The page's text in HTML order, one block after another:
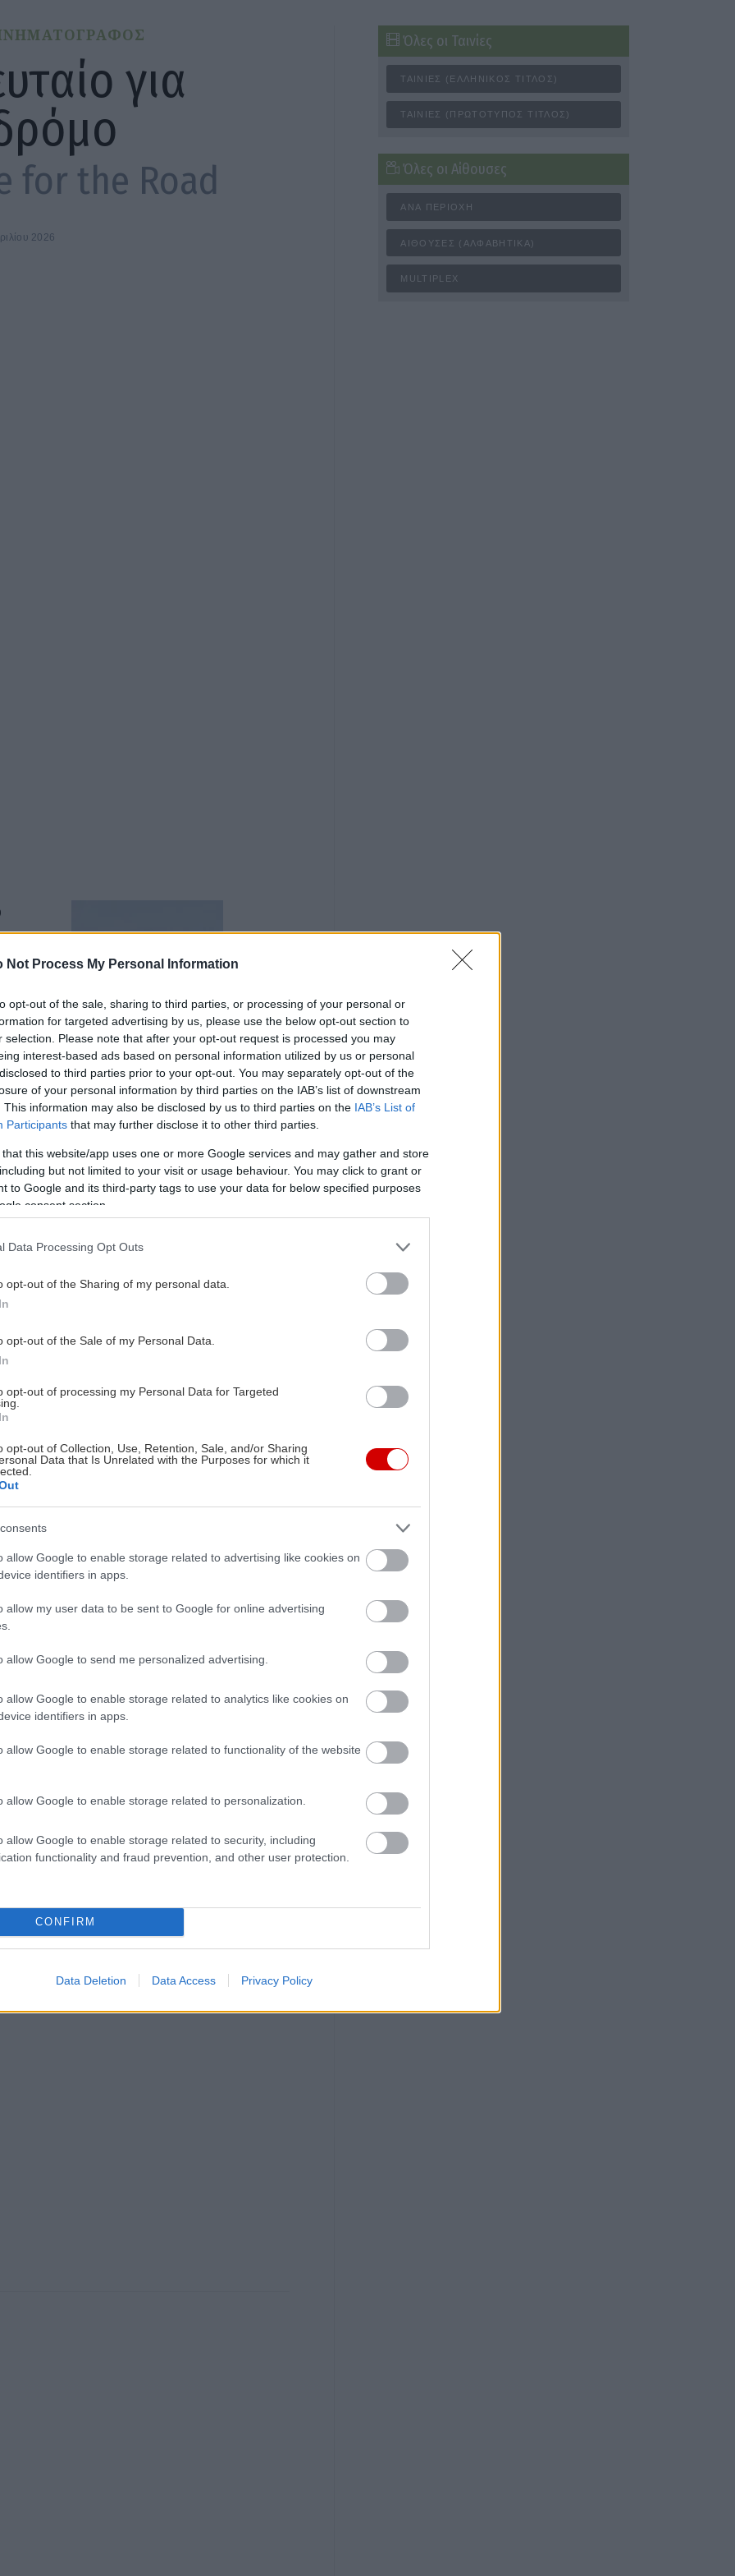
Not Process My Personal Information
opt-out of the sale, sharing to third parties, or processing of your personal or
for targeted advertising by us, please use the below opt-out section to
selection. Please note that after your opt-out request is processed you may
interest-based ads based on personal information utilized by us or personal
to third parties prior to your opt-out. You may separately opt-out of the
of your personal information by third parties on the IAB’s list of downstream
This information may also be disclosed by us to third parties on the IAB’s List of
Participants that may further disclose it to other third parties.
that this website/app uses one or more Google services and may gather and store
but not limited to your visit or usage behaviour. You may click to grant or
to Google and its third-party tags to use your data for below specified purposes
consent section.
Data Processing Opt Outs
opt-out of the Sharing of my personal data.
opt-out of the Sale of my Personal Data.
opt-out of processing my Personal Data for Targeted
opt-out of Collection, Use, Retention, Sale, and/or Sharing
Data that Is Unrelated with the Purposes for which it
allow Google to enable storage related to advertising like cookies on
identifiers in apps.
allow my user data to be sent to Google for online advertising
allow Google to send me personalized advertising.
allow Google to enable storage related to analytics like cookies on
identifiers in apps.
allow Google to enable storage related to functionality of the website
allow Google to enable storage related to personalization.
allow Google to enable storage related to security, including
functionality and fraud prevention, and other user protection.
CONFIRM
Data Deletion Data Access Privacy Policy
για
for the Road
2026
στα
μια
την
τα
Σοσάι
Σοσάι
Αντρέα Πενάτσι,
Σιμόν Μπεργκαμάσκο,
Ρομάνο, Πιερπάολο
Γκιούλια Μπερτάσι
2026
αυτή την εβδομάδα
Όλες οι Ταινίες
ΤΑΙΝΊΕΣ (ΕΛΛΗΝΙΚΌΣ ΤΊΤΛΟΣ)
ΤΑΙΝΊΕΣ (ΠΡΩΤΌΤΥΠΟΣ ΤΊΤΛΟΣ)
Όλες οι Αίθουσες
ΑΝΆ ΠΕΡΙΟΧΉ
ΑΊΘΟΥΣΕΣ (ΑΛΦΑΒΗΤΙΚΆ)
MULTIPLEX